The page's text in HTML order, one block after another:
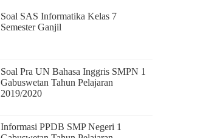
Soal SAS Informatika Kelas 7
Semester Ganjil
Soal Pra UN Bahasa Inggris SMPN 1
Gabuswetan Tahun Pelajaran
2019/2020
Informasi PPDB SMP Negeri 1